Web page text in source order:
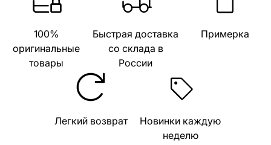
100%
оригинальные
товары
Быстрая доставка
со склада в
России
Примерка
Легкий возврат
Новинки каждую
неделю